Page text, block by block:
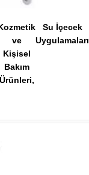
ve
Kişisel
Bakım
Ürünleri
Su İçecek
Uygulamaları